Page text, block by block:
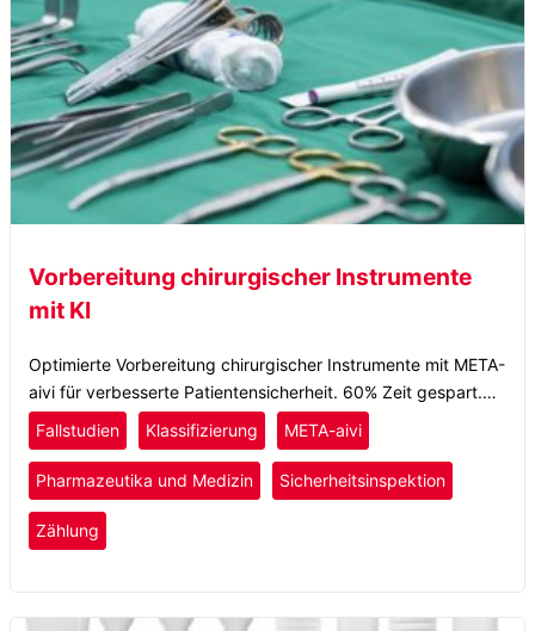
Vorbereitung chirurgischer Instrumente
mit KI
Optimierte Vorbereitung chirurgischer Instrumente mit META-
aivi für verbesserte Patientensicherheit. 60% Zeit gespart.
100% Identifikationsgenauigkeit der Artikel.
Fallstudien Klassifizierung META-aivi
Pharmazeutika und Medizin Sicherheitsinspektion
Zählung